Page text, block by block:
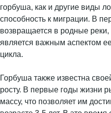
горбуша, как и другие виды
способность к миграции. В
возвращается в родные
является важным аспектом
цикла.
Горбуша также известна
росту. В первые годы жизни
массу, что позволяет им